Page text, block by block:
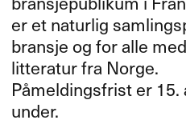
er et naturlig
bransje og for alle
litteratur fra Norge.
Påmeldingsfrist er
under.